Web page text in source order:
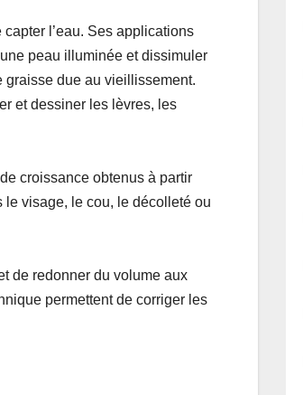
l’eau. Ses applications
peau illuminée et dissimuler
graisse due au vieillissement.
et dessiner les lèvres, les
croissance obtenus à partir
le visage, le cou, le décolleté ou
de redonner du volume aux
permettent de corriger les